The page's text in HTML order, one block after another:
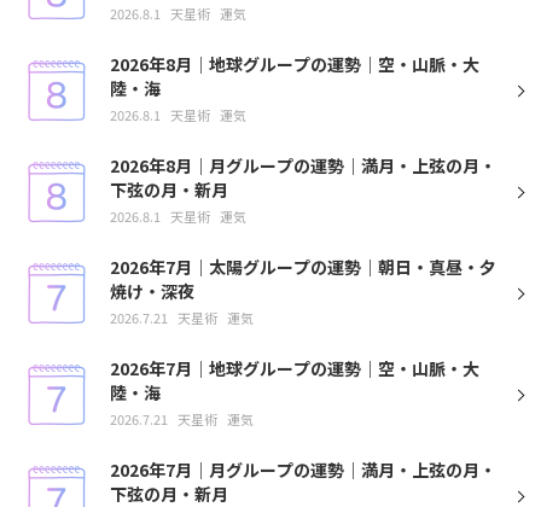
2026.8.1 天星術 運気
2026年8月｜地球グループの運勢｜空・山脈・大
陸・海
2026.8.1 天星術 運気
2026年8月｜月グループの運勢｜満月・上弦の月・
下弦の月・新月
2026.8.1 天星術 運気
2026年7月｜太陽グループの運勢｜朝日・真昼・夕
焼け・深夜
2026.7.21 天星術 運気
2026年7月｜地球グループの運勢｜空・山脈・大
陸・海
2026.7.21 天星術 運気
2026年7月｜月グループの運勢｜満月・上弦の月・
下弦の月・新月